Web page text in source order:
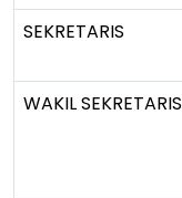
SEKRETARIS
WAKIL SEKRETARIS